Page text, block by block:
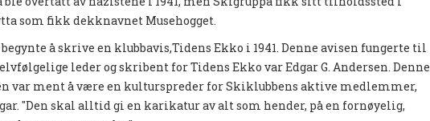
som fikk dekknavnet Musehogget.
å skrive en klubbavis,Tidens Ekko i 1941. Denne avisen fungerte til
leder og skribent for Tidens Ekko var Edgar G. Andersen. Denne
var ment å være en kulturspreder for Skiklubbens aktive medlemmer,
"Den skal alltid gi en karikatur av alt som hender, på en fornøyelig,